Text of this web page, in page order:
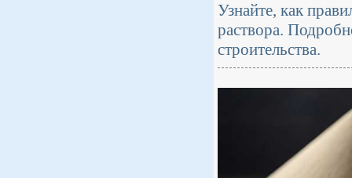
Узнайте, как
раствора.
строительства.